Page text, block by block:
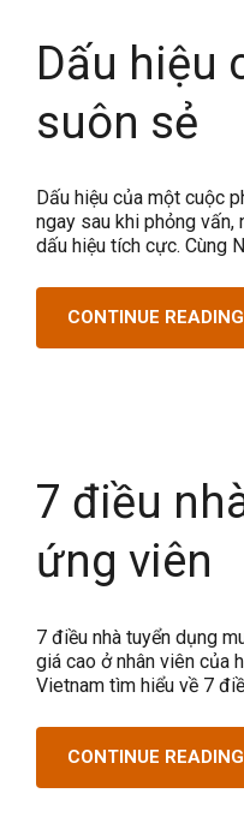
Dấu hiệu
suôn sẻ
Dấu hiệu của một cuộc
ngay sau khi phỏng
dấu hiệu tích cực. Cùng
CONTINUE READING
7 điều
ứng viên
7 điều nhà tuyển dụng
giá cao ở nhân viên của
Vietnam tìm hiểu về 7
CONTINUE READING